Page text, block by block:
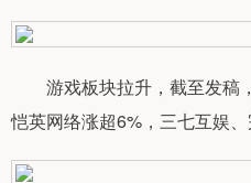
游戏板块拉升，截至发稿
恺英网络涨超6%，三七互娱、